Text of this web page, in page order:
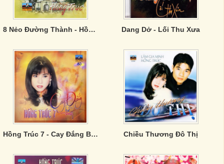
8 Nẻo Đường Thành - Hồng Trúc Dang Dở - Lối Thu Xưa
Hồng Trúc 7 - Cay Đắng Bờ Môi Chiều Thương Đô Thị